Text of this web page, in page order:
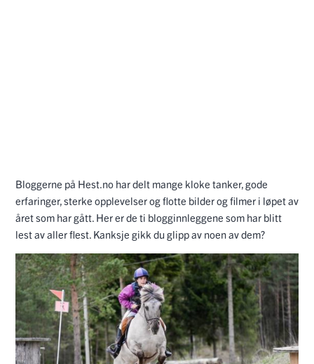
Bloggerne på Hest.no har delt mange kloke tanker, gode
erfaringer, sterke opplevelser og flotte bilder og filmer i løpet av
året som har gått. Her er de ti blogginnleggene som har blitt
lest av aller flest. Kanksje gikk du glipp av noen av dem?